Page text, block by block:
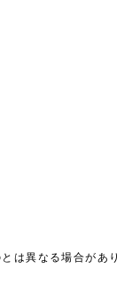
は異なる場合があり